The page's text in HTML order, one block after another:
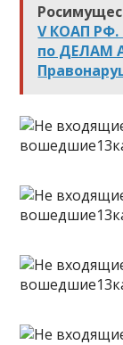
V КОАП
по ДЕЛАМ